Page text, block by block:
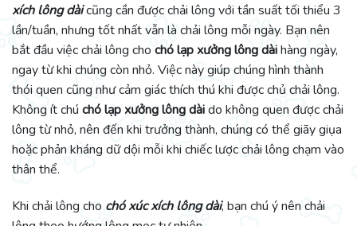
xích lông dàicũng cần được chải lông với tần suất tối thiểu 3
lần/tuần, nhưng tốt nhất vẫn là chải lông mỗi ngày. Bạn nên
bắt đầu việc chải lông cho chó lạp xưởng lông dàihàng ngày,
ngay từ khi chúng còn nhỏ. Việc này giúp chúng hình thành
thói quen cũng như cảm giác thích thú khi được chủ chải lông.
Không ít chú chó lạp xưởng lông dàido không quen được chải
lông từ nhỏ, nên đến khi trưởng thành, chúng có thể giãy giụa
hoặc phản kháng dữ dội mỗi khi chiếc lược chải lông chạm vào
thân thể.
Khi chải lông cho chó xúc xích lông dài, bạn chú ý nên chải